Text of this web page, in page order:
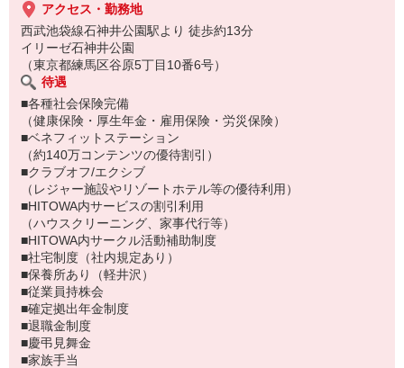
アクセス・勤務地
西武池袋線石神井公園駅より 徒歩約13分
イリーゼ石神井公園
（東京都練馬区谷原5丁目10番6号）
待遇
■各種社会保険完備
（健康保険・厚生年金・雇用保険・労災保険）
■ベネフィットステーション
（約140万コンテンツの優待割引）
■クラブオフ/エクシブ
（レジャー施設やリゾートホテル等の優待利用）
■HITOWA内サービスの割引利用
（ハウスクリーニング、家事代行等）
■HITOWA内サークル活動補助制度
■社宅制度（社内規定あり）
■保養所あり（軽井沢）
■従業員持株会
■確定拠出年金制度
■退職金制度
■慶弔見舞金
■家族手当